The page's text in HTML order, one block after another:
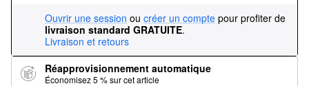
Ouvrir une session ou créer un compte pour profiter de
livraison standard GRATUITE.
Livraison et retours
Réapprovisionnement automatique
Économisez 5 % sur cet article